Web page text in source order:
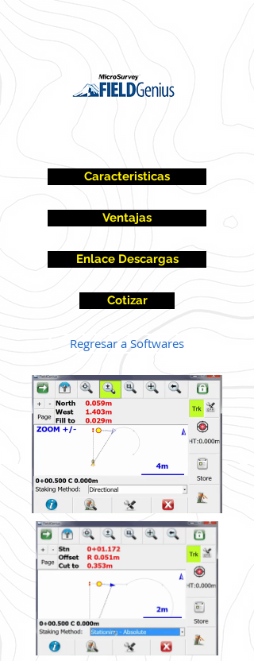
Caracteristicas
Ventajas
Enlace Descargas
Cotizar
Regresar a Softwares